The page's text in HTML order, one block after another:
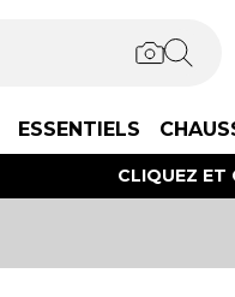
ESSENTIELS
CLIQUEZ ET